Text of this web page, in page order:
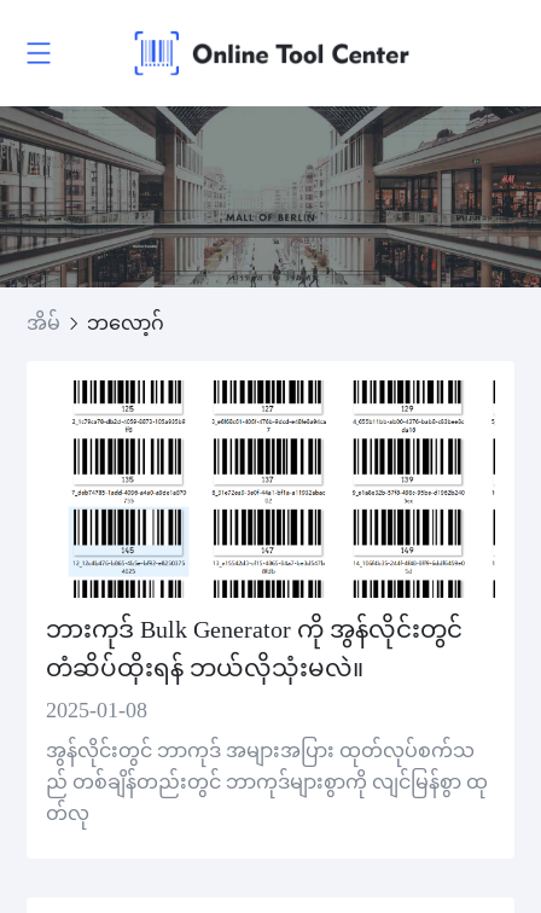
အိမ် ဘလော့ဂ်
ဘားကုဒ် Bulk Generator ကို အွန်လိုင်းတွင်
တံဆိပ်ထိုးရန် ဘယ်လိုသုံးမလဲ။
2025-01-08
အွန်လိုင်းတွင် ဘာကုဒ် အများအပြား ထုတ်လုပ်စက်သ
ည် တစ်ချိန်တည်းတွင် ဘာကုဒ်များစွာကို လျင်မြန်စွာ ထု
တ်လု